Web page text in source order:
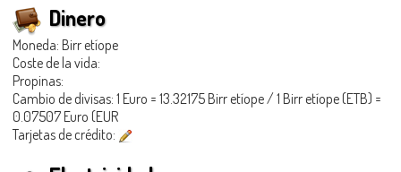
Dinero
Moneda: Birr etíope
Coste de la vida:
Propinas:
Cambio de divisas: 1 Euro = 13.32175 Birr etíope / 1 Birr etíope (ETB) =
0.07507 Euro (EUR
Tarjetas de crédito: